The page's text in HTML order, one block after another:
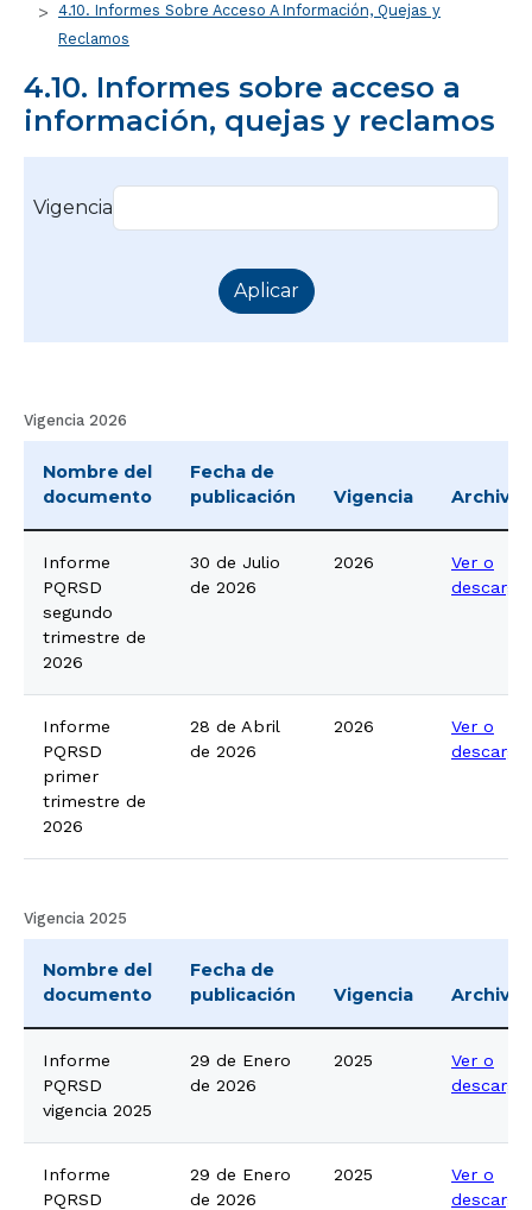
4.10. Informes Sobre Acceso A Información, Quejas y
Reclamos
4.10. Informes sobre acceso a
información, quejas y reclamos
Vigencia
Vigencia 2026
Nombre del
documento
Fecha de
publicación
Vigencia Archivo
Informe
PQRSD
segundo
trimestre de
2026
30 de Julio
de 2026
2026
Ver o
descargar
Informe
PQRSD
primer
trimestre de
2026
28 de Abril
de 2026
2026
Ver o
descargar
Vigencia 2025
Nombre del
documento
Fecha de
publicación
Vigencia Archivo
Informe
PQRSD
vigencia 2025
29 de Enero
de 2026
2025
Ver o
descargar
Informe
PQRSD
29 de Enero
de 2026
2025
Ver o
descargar